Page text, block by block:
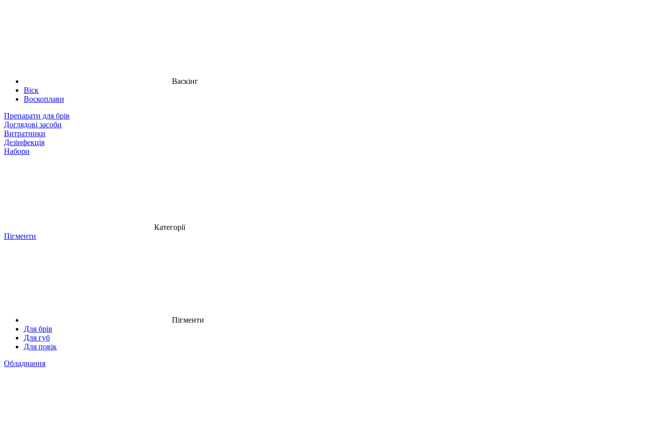
Васкінг
Віск
Воскоплави
Препарати для брів
Доглядові засоби
Витратники
Дезінфекція
Набори
Категорії
Пігменти
Пігменти
Для брів
Для губ
Для повік
Обладнання